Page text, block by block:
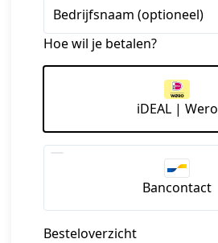
Bedrijfsnaam (optioneel)
Hoe wil je betalen?
iDEAL | Wero
Bancontact
Besteloverzicht